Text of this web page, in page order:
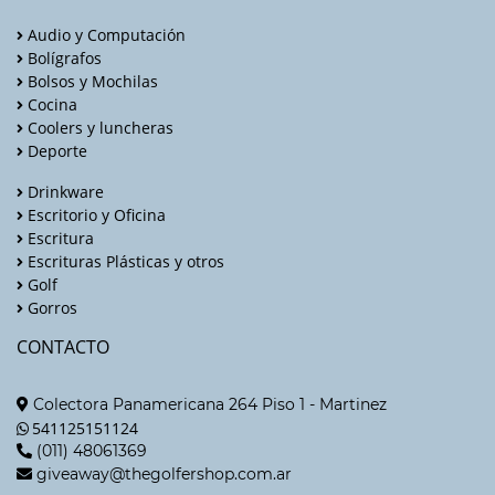
Audio y Computación
Bolígrafos
Bolsos y Mochilas
Cocina
Coolers y luncheras
Deporte
Drinkware
Escritorio y Oficina
Escritura
Escrituras Plásticas y otros
Golf
Gorros
CONTACTO
Colectora Panamericana 264 Piso 1 - Martinez
541125151124
(011) 48061369
giveaway@thegolfershop.com.ar